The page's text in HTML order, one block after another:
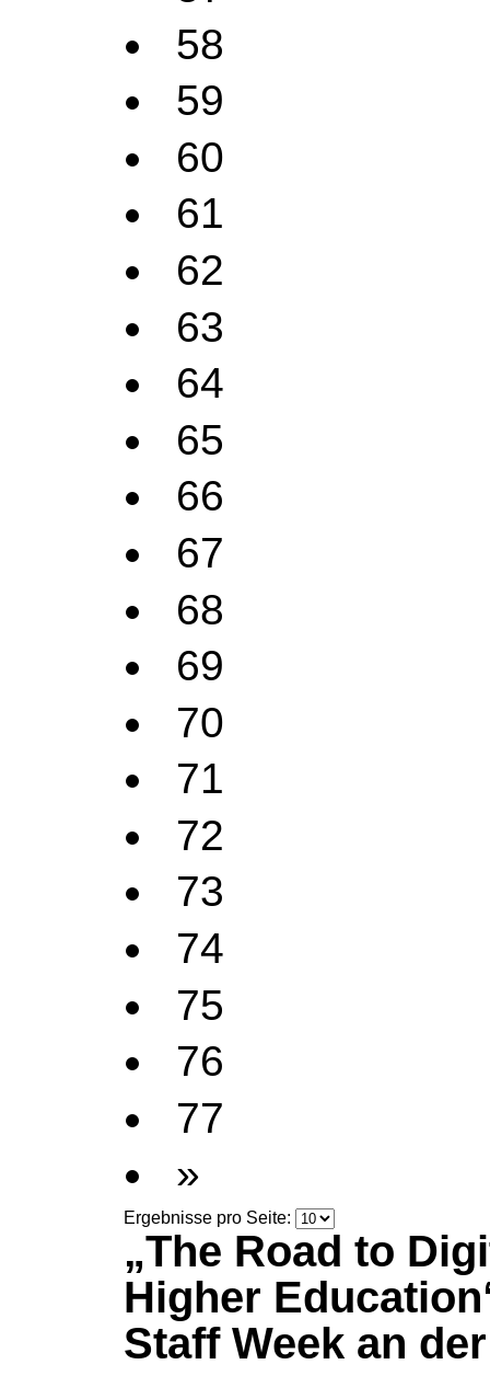
58
59
60
61
62
63
64
65
66
67
68
69
70
71
72
73
74
75
76
77
»
Ergebnisse pro Seite:
„The Road to
Higher
Staff Week an